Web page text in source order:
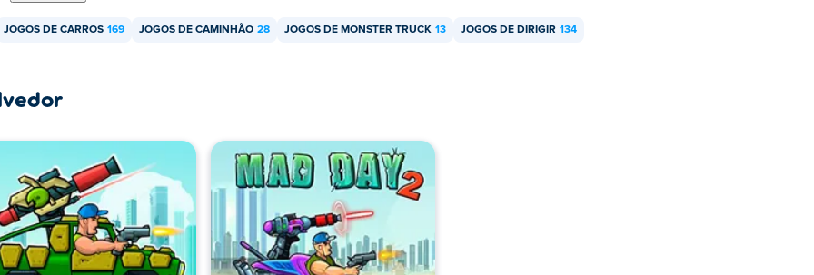
JOGOS DE CARROS 169 JOGOS DE CAMINHÃO 28 JOGOS DE MONSTER TRUCK 13 JOGOS DE DIRIGIR 134